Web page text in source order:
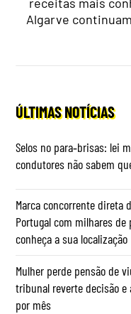
receitas mais
Algarve
ÚLTIMAS NOTÍCIAS
Selos no para‑brisas: lei
condutores não sabem
Marca concorrente direta
Portugal com milhares
conheça a sua localização
Mulher perde pensão de
tribunal reverte decisão e
por mês